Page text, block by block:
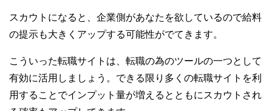
スカウトになると、企業側があなたを欲しているので給料
の提示も大きくアップする可能性がでてきます。
こういった転職サイトは、転職の為のツールの一つとして
有効に活用しましょう。できる限り多くの転職サイトを利
用することでインプット量が増えるとともにスカウトされ